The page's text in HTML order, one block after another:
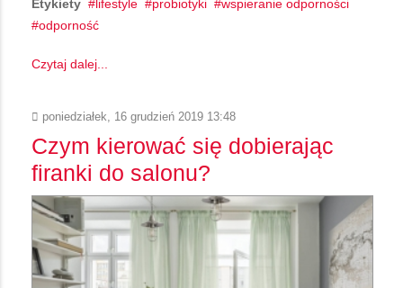
Etykiety lifestyle probiotyki
wspieranie odporności
odporność
Czytaj dalej...
poniedziałek, 16 grudzień 2019 13:48
Czym kierować się dobierając
firanki do salonu?